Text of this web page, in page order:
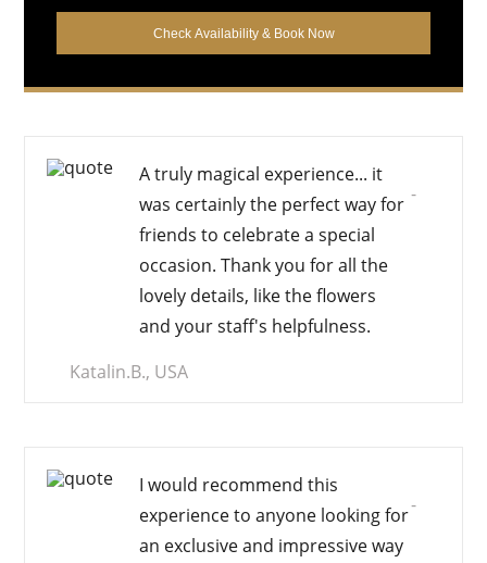
Atruly magical experience... it
was certainly the perfect way for
friends to celebrate a special
occasion. Thank you for all the
lovely details, like the flowers
and your staff's helpfulness.
-
Katalin.B., USA
I would recommend this
experience to anyone looking for
an exclusive and impressiveway
-